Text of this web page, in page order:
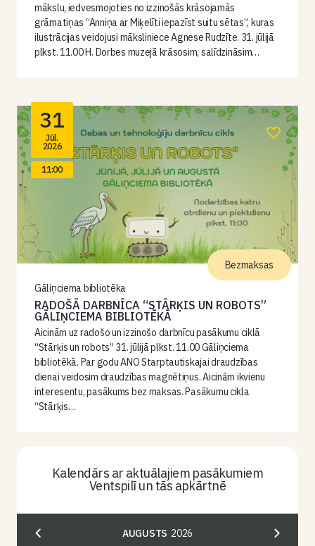
mākslu, iedvesmojoties no izzinošās krāsojamās
grāmatiņas “Anniņa ar Miķelīti iepazīst suitu sētas”, kuras
ilustrācijas veidojusi māksliniece Agnese Rudzīte. 31. jūlijā
plkst. 11.00 H. Dorbes muzejā krāsosim, salīdzināsim…
31
Jūl.
2026
11:00
Gāliņciema bibliotēka
RADOŠĀ DARBNĪCA “STĀRĶIS UN ROBOTS”
GĀLIŅCIEMA BIBLIOTĒKĀ
Aicinām uz radošo un izzinošo darbnīcu pasākumu ciklā
“Stārķis un robots” 31. jūlijā plkst. 11.00 Gāliņciema
bibliotēkā. Par godu ANO Starptautiskajai draudzības
dienai veidosim draudzības magnētiņus. Aicinām ikvienu
interesentu, pasākums bez maksas. Pasākumu cikla
“Stārķis…
Bezmaksas
Kalendārs ar aktuālajiem pasākumiem
Ventspilī un tās apkārtnē
AUGUSTS 2026